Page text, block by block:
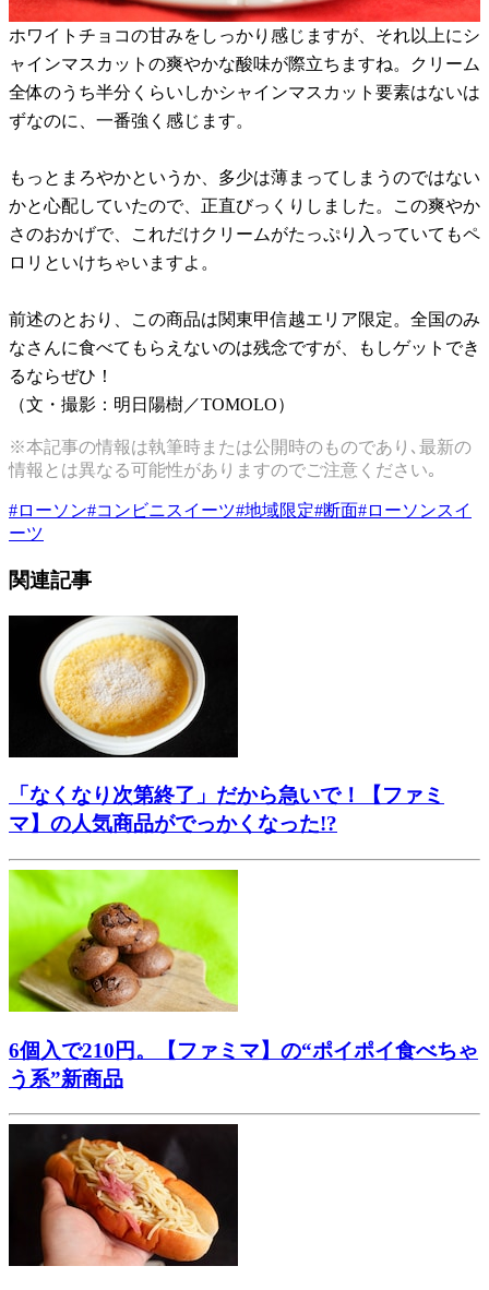
ホワイトチョコの甘みをしっかり感じますが、それ以上にシ
ャインマスカットの爽やかな酸味が際立ちますね。クリーム
全体のうち半分くらいしかシャインマスカット要素はないは
ずなのに、一番強く感じます。
もっとまろやかというか、多少は薄まってしまうのではない
かと心配していたので、正直びっくりしました。この爽やか
さのおかげで、これだけクリームがたっぷり入っていてもペ
ロリといけちゃいますよ。
前述のとおり、この商品は関東甲信越エリア限定。全国のみ
なさんに食べてもらえないのは残念ですが、もしゲットでき
るならぜひ！
（文・撮影：明日陽樹／TOMOLO）
※本記事の情報は執筆時または公開時のものであり､最新の
情報とは異なる可能性がありますのでご注意ください｡
#ローソン#コンビニスイーツ#地域限定#断面#ローソンスイ
ーツ
関連記事
「なくなり次第終了」だから急いで！【ファミ
マ】の人気商品がでっかくなった!?
6個入で210円。【ファミマ】の“ポイポイ食べちゃ
う系”新商品